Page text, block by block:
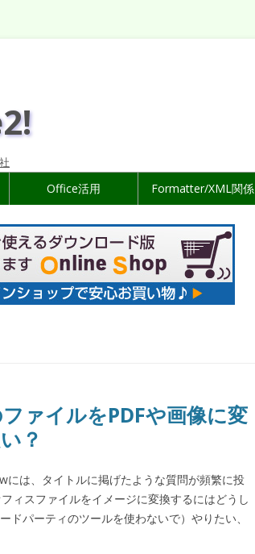
Office活用 Formatter/XML関係
ァイルをPDFや画像に変
？
は、タイトルに掲げたような質問が頻繁に投
ィスファイルをイメージに変換するにはどうし
パーティのツールを使わないで）やりたい、